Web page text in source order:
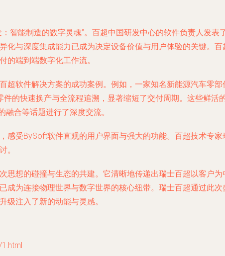
智能制造的数字灵魂”。百超中国研发中心的软件负责人发
化与深度集成能力已成为决定设备价值与用户体验的关键。
的端到端数字化工作流。
超软件解决方案的成功案例。例如，一家知名新能源汽车零
件的快速换产与全流程追溯，显著缩短了交付周期。这些鲜
合等话题进行了深度交流。
感受BySoft软件直观的用户界面与强大的功能。百超技术专
。
思想的碰撞与生态的共建。它清晰地传递出瑞士百超以客户
成为连接物理世界与数字世界的核心纽带。瑞士百超通过此
级注入了新的动能与灵感。